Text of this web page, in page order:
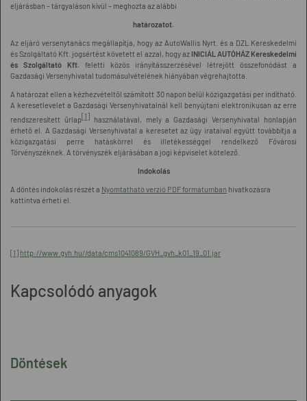
Döntések
eljárásban – tárgyaláson kívül – meghozta az alábbi
határozatot.
Az eljáró versenytanács megállapítja, hogy az AutoWallis Nyrt. és a DZL Kereskedelmi
és Szolgáltató Kft. jogsértést követett el azzal, hogy az INICIÁL AUTÓHÁZ Kereskedelmi
és Szolgáltató Kft. feletti közös irányításszerzésével létrejött összefonódást a
Gazdasági Versenyhivatal tudomásulvételének hiányában végrehajtotta.
A határozat ellen a kézhezvételtől számított 30 napon belül közigazgatási per indítható.
A keresetlevelet a Gazdasági Versenyhivatalnál kell benyújtani elektronikusan az erre
rendszeresített űrlap[1]használatával, mely a Gazdasági Versenyhivatal honlapján
érhető el. A Gazdasági Versenyhivatal a keresetet az ügy irataival együtt továbbítja a
közigazgatási perre hatáskörrel és illetékességgel rendelkező Fővárosi
Törvényszéknek. A törvényszék eljárásában a jogi képviselet kötelező.
Indokolás
A döntés indokolás részét a Nyomtatható verzió PDF formátumban hivatkozásra
kattintva érheti el.
[1] http://www.gvh.hu//data/cms1041089/GVH_gvh_k01_19_01.jar
Kapcsolódó anyagok